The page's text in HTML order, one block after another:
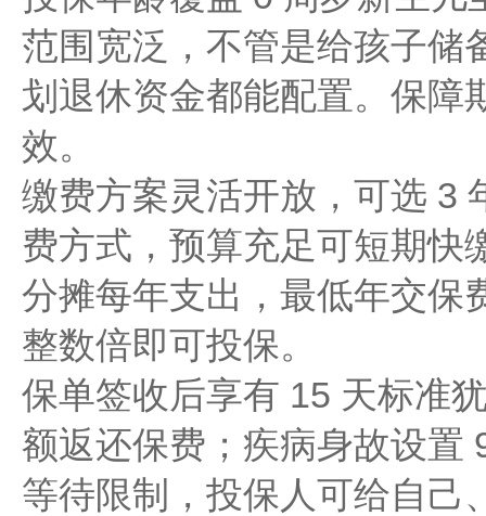
范围宽泛，不管是给孩子储
划退休资金都能配置。保障
效。
缴费方案灵活开放，可选 3
费方式，预算充足可短期快
分摊每年支出，最低年交保
整数倍即可投保。
保单签收后享有 15 天标准
额返还保费；疾病身故设置
等待限制，投保人可给自己